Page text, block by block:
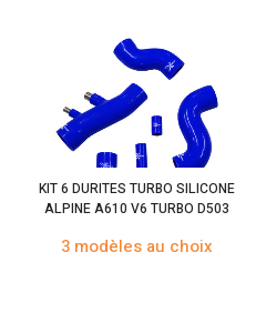
KIT 6 DURITES TURBO SILICONE
ALPINE A610 V6 TURBO D503
3 modèles au choix